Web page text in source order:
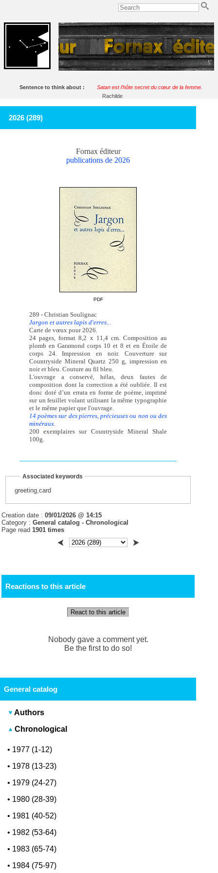
Sentence to think about :
Satan est l'hôte secret du cœur de la femme.
Rachilde
2026 (289)
Fornax éditeur
publications de 2026
PDF
289 - Christian Soulignac
Jargon et autres lapis d'erres...
Carte de vœux pour 2026.
24 pages, format 8,2 x 11,4 cm. Composition au
plomb en Garamond corps 10 et 8 et en Étoile de
corps 24. Impression en noir. Couverture sur
Countryside Mineral Quartz 250 g, impression en
noir et bleu. Couture au fil bleu.
L'ouvrage a conservé, hélas, deux fautes de
composition dont la correction a été oubliée. Il est
donc doté d’un errata en forme de poème, imprimé
sur un feuillet volant utilisant la même typographie
et le même papier que l'ouvrage.
14 poèmes sur des pierres, précieuses ou non ou des
minéraux.
200 exemplaires sur Countryside Mineral Shale
100g.
Associated keywords
greeting,card
Creation date :09/01/2026 @ 14:15
Category :General catalog -Chronological
Page read1901 times
Reactions to this article
React to this article
Nobody gave a comment yet.
Be the first to do so!
General catalog
Authors
Chronological
• 1977 (1-12)
• 1978 (13-23)
• 1979 (24-27)
• 1980 (28-39)
• 1981 (40-52)
• 1982 (53-64)
• 1983 (65-74)
• 1984 (75-97)